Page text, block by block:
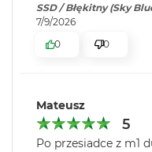
n
o
ś
i
y
s
k
u
Rozdzielczość natywna
Jasność 500 nitów
Kolory
Możliwość wyświetlania
Bateria:
Pojemność baterii:
Szybkie ładowanie:
SSD / Błękitny (Sky
7/9/2026
0
0
Mateusz
5
Po przesiadce z m1